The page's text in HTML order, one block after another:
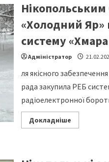
на
«Mavic
–
від
БФ
сила»
«Холодний Яр»
систему
Адміністратор
ля якісного
рада закупила РЕБ
радіоелектронної
ДокладнішеRead
more